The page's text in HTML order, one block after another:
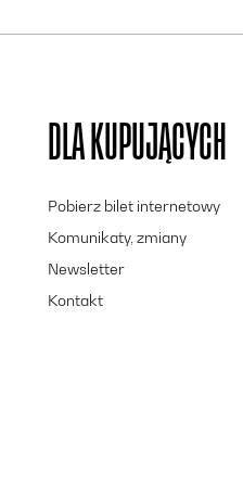
DLA KUPUJĄCYCH
Pobierz bilet internetowy
Komunikaty, zmiany
Newsletter
Kontakt